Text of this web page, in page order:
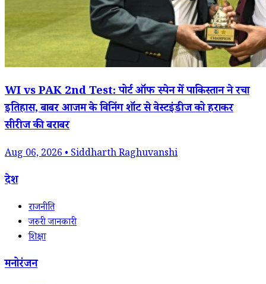
WI vs PAK 2nd Test: पोर्ट ऑफ स्पेन में पाकिस्तान ने रचा
इतिहास, बाबर आजम के विनिंग शॉट से वेस्टइंडीज को हराकर
सीरीज की बराबर
Aug 06, 2026 • Siddharth Raghuvanshi
देश
राजनीति
जरुरी जानकारी
शिक्षा
मनोरंजन